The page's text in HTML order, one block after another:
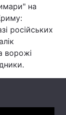
на
російських
ворожі